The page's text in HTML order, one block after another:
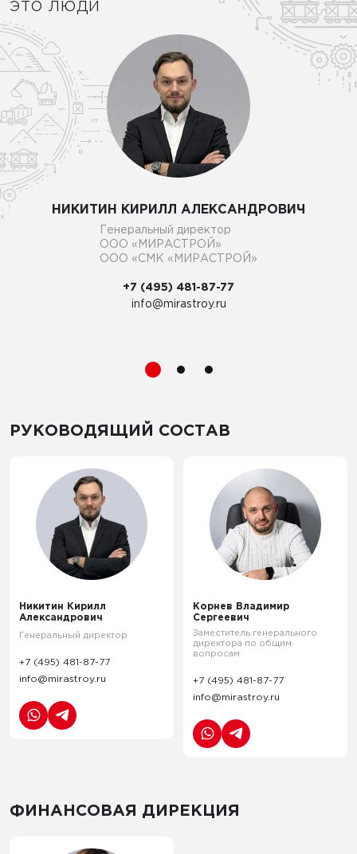
это люди
НИКИТИН КИРИЛЛ АЛЕКСАНДРОВИЧ
Генеральный директор
ООО «МИРАСТРОЙ»
ООО «СМК «МИРАСТРОЙ»
+7 (495) 481-87-77
info@mirastroy.ru
РУКОВОДЯЩИЙ СОСТАВ
Никитин Кирилл
Александрович
Генеральный директор
+7 (495) 481-87-77
info@mirastroy.ru
Никитин Кирилл
Александрович
Генеральный директор
+7 (495) 481-87-77
Корнев Владимир
Сергеевич
Заместитель генерального
директора по общим
вопросам
+7 (495) 481-87-77
info@mirastroy.ru
Корнев Владимир
Сергеевич
Заместитель генерального
директора по общим
вопросам
info@mirastroy.ru
ФИНАНСОВАЯ ДИРЕКЦИЯ